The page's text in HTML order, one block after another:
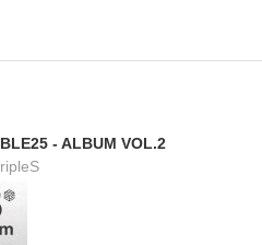
- ALBUM VOL.2